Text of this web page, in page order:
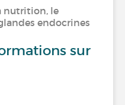
nutrition, le
endocrines
sur